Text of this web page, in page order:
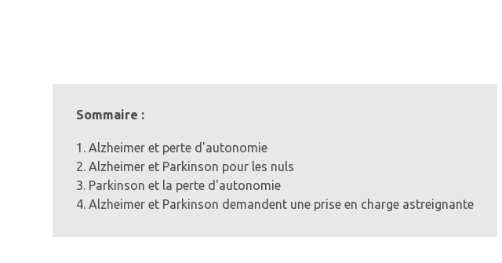
Sommaire :
1. Alzheimer et perte d'autonomie
2. Alzheimer et Parkinson pour les nuls
3. Parkinson et la perte d'autonomie
4. Alzheimer et Parkinson demandent une prise en charge astreignante